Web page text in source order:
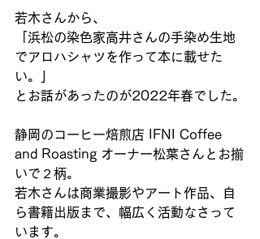
若木さんから、
「浜松の染色家高井さんの手染め生地
でアロハシャツを作って本に載せた
い。」
とお話があったのが2022年春でした。
静岡のコーヒー焙煎店 IFNI Coffee
and Roasting オーナー松葉さんとお揃
いで２柄。
若木さんは商業撮影やアート作品、自
ら書籍出版まで、幅広く活動なさって
います。